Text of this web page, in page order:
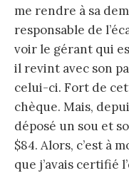
me rendre à sa
responsable de
voir le gérant qui
il revint avec son
celui-ci. Fort de
chèque. Mais,
déposé un sou et
$84. Alors, c’est à
que j’avais certifié